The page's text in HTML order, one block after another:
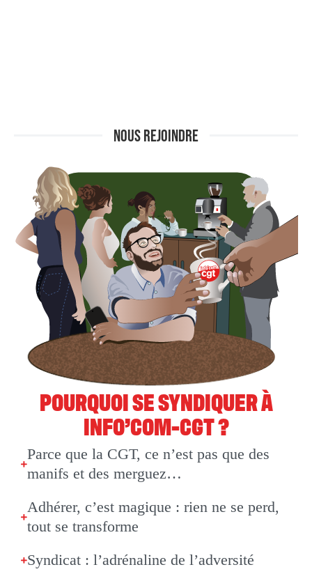
NOUS REJOINDRE
POURQUOI SE SYNDIQUER À
INFO’COM-CGT ?
Parce que la CGT, ce n’est pas que des
manifs et des merguez…
Adhérer, c’est magique : rien ne se perd,
tout se transforme
Syndicat : l’adrénaline de l’adversité